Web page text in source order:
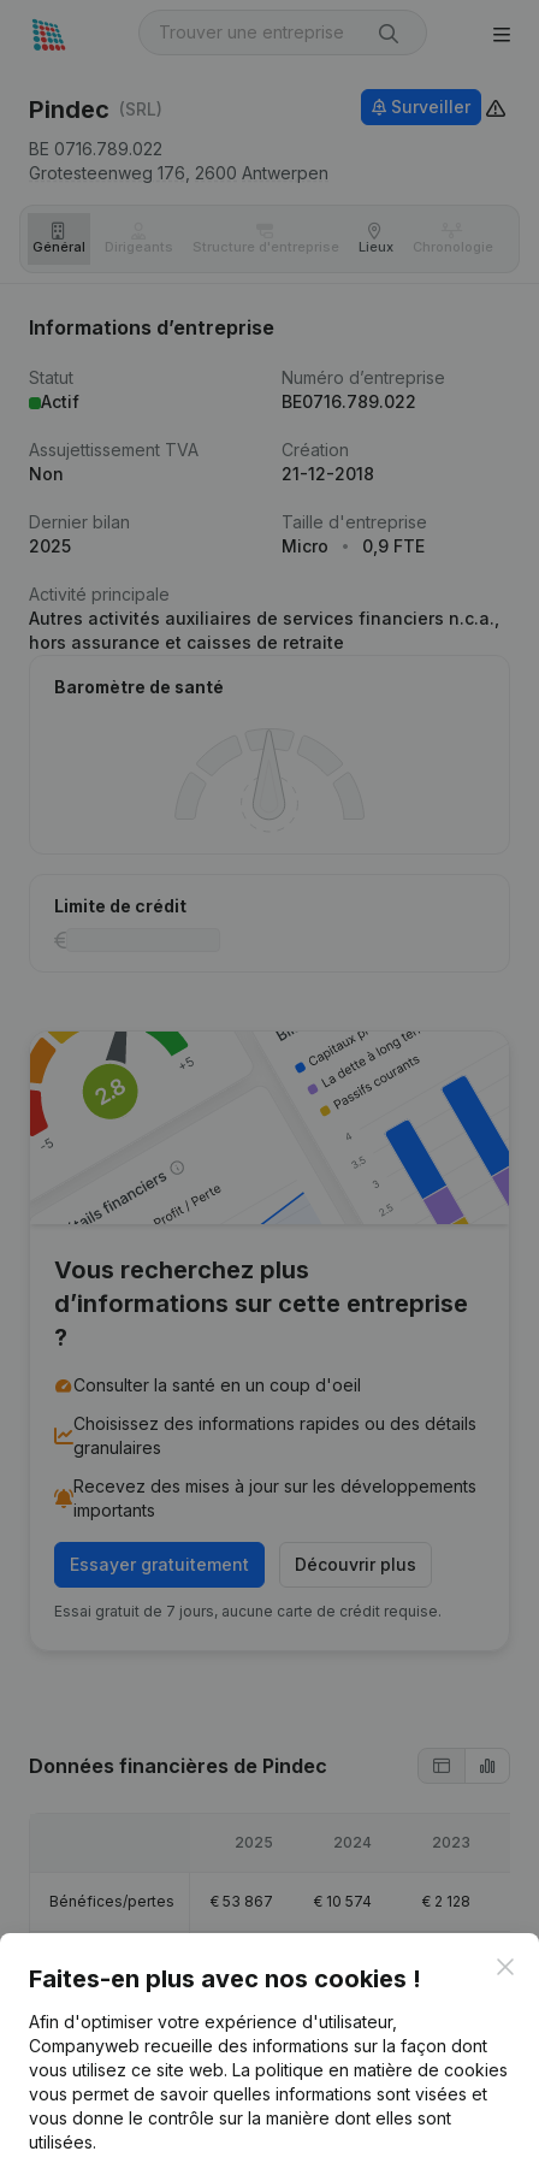
Pindec (SRL)
BE 0716.789.022
Grotesteenweg 176, 2600 Antwerpen
Surveiller
Général Dirigeants Structure d'entreprise Lieux Chronologie
Informations d’entreprise
Statut
Actif
Numéro d’entreprise
BE0716.789.022
Assujettissement TVA
Non
Création
21-12-2018
Dernier bilan
2025
Taille d'entreprise
Micro
0,9 FTE
Activité principale
Autres activités auxiliaires de services financiers n.c.a.,
hors assurance et caisses de retraite
Baromètre de santé
Limite de crédit
Vous recherchez plus
d’informations sur cette entreprise
?
Consulter la santé en un coup d'oeil
Choisissez des informations rapides ou des détails
granulaires
Recevez des mises à jour sur les développements
importants
Essayer gratuitement Découvrir plus
Essai gratuit de 7 jours, aucune carte de crédit requise.
Données financières de Pindec
2025 2024 2023
Bénéfices/pertes € 53 867 € 10 574 € 2 128
€
Marge brute €138 957 € 79 345
Personnel 0,9 1 0,1
Faites-en plus avec nos cookies !
Afin d'optimiser votre expérience d'utilisateur,
Companyweb recueille des informations sur la façon dont
vous utilisez ce site web. La politique en matière de cookies
vous permet de savoir quelles informations sont visées et
vous donne le contrôle sur la manière dont elles sont
utilisées.